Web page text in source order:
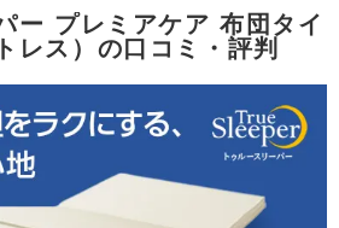
ー プレミアケア 布団タイ
レス）の口コミ・評判